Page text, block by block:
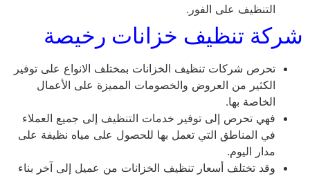
التنظيف على الفور.
شركة تنظيف خزانات رخيصة
تحرص شركات تنظيف الخزانات بمختلف الانواع على توفير
الكثير من العروض والخصومات المميزة على الأعمال
الخاصة بها.
فهي تحرص إلى توفير خدمات التنظيف إلى جميع العملاء
في المناطق التي تعمل بها للحصول على مياه نظيفة على
مدار اليوم.
وقد تختلف أسعار تنظيف الخزانات من عميل إلى آخر بناء